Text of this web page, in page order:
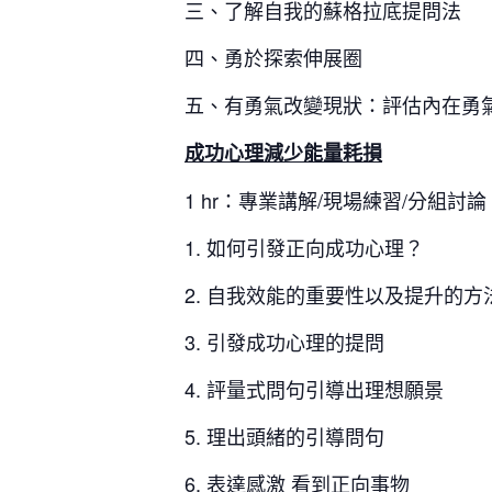
三、了解自我的蘇格拉底提問法
四、勇於探索伸展圈
五、有勇氣改變現狀：評估內在勇
成功心理減少能量耗損
1 hr：專業講解/現場練習/分組討論
1. 如何引發正向成功心理？
2. 自我效能的重要性以及提升的方
3. 引發成功心理的提問
4. 評量式問句引導出理想願景
5. 理出頭緒的引導問句
6. 表達感激 看到正向事物